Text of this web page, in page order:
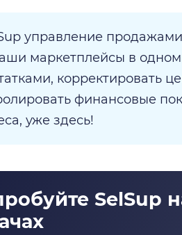
управление
маркетплейсы в
корректировать
финансовые
уже здесь!